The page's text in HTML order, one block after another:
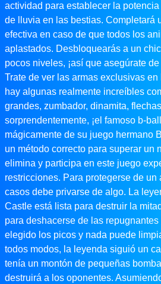
actividad para establecer la
de lluvia en las bestias. Completará
efectiva en caso de que todos los
aplastados. Desbloquearás a un
pocos niveles, ¡así que asegúrate
Trate de ver las armas exclusivas
hay algunas realmente increíbles
grandes, zumbador, dinamita,
sorprendentemente, ¡el famoso b-
mágicamente de su juego hermano
un método correcto para superar un
elimina y participa en este juego
restricciones. Para protegerse de un
casos debe privarse de algo. La
Castle está lista para destruir la
para deshacerse de las
elegido los picos y nada puede
todos modos, la leyenda siguió un
tenía un montón de pequeñas
destruirá a los oponentes.